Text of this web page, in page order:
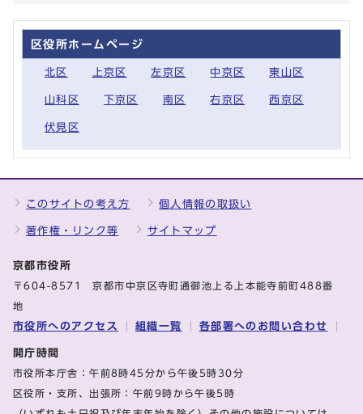
区役所ホームページ
北区 上京区 左京区 中京区 東山区
山科区 下京区 南区 右京区 西京区
伏見区
このサイトの考え方 個人情報の取扱い
著作権・リンク等 サイトマップ
京都市役所
〒604-8571 京都市中京区寺町通御池上る上本能寺前町488番
地
市役所へのアクセス 組織一覧 各部署へのお問い合わせ
開庁時間
市役所本庁舎：午前8時45分から午後5時30分
区役所・支所、出張所：午前9時から午後5時